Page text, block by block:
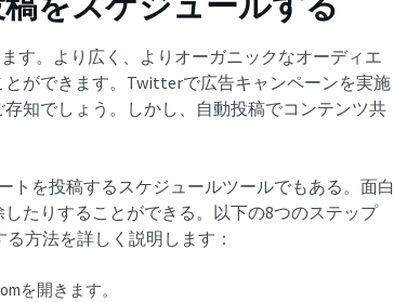
す。より広く、よりオーガニックなオーディエ
ができます。Twitterで広告キャンペーンを実施
知でしょう。しかし、自動投稿でコンテンツ共
トを投稿するスケジュールツールでもある。面白
たりすることができる。以下の8つのステップ
方法を詳しく説明します：
を開きます。